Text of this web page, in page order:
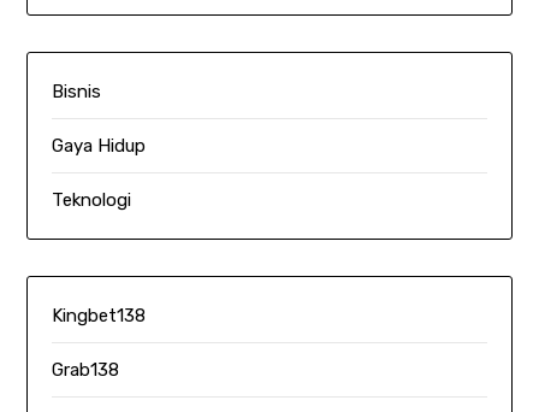
Bisnis
Gaya Hidup
Teknologi
Kingbet138
Grab138